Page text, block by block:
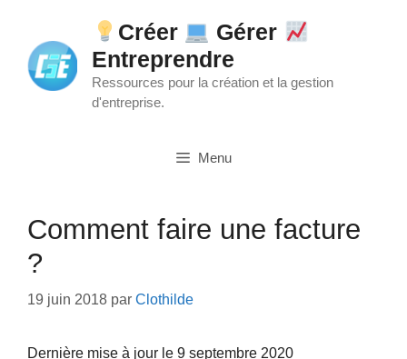
contenu
Créer
Gérer
Entreprendre
Ressources pour la création et la gestion
d'entreprise.
Menu
Comment faire une facture
?
19 juin 2018 par Clothilde
Dernière mise à jour le 9 septembre 2020